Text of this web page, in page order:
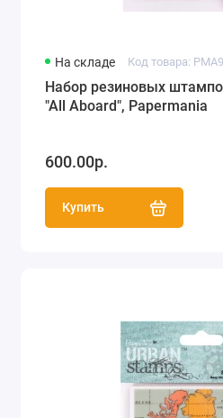
На складе Код товара:
Набор резиновых
"All Aboard", Papermania
600.00р.
Купить